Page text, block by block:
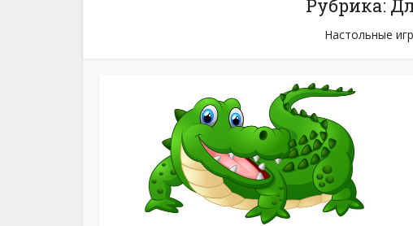
Рубрика:
Настольные